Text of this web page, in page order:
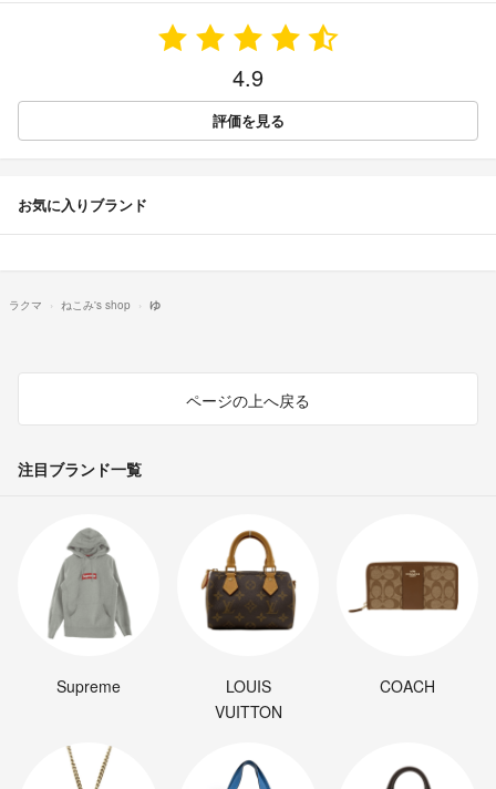
4.9
評価を見る
お気に入りブランド
ラクマ ねこみ's shop ゆ
ページの上へ戻る
注目ブランド一覧
Supreme
LOUIS
VUITTON
COACH